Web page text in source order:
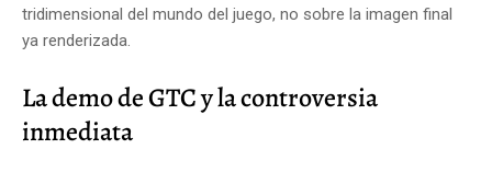
tridimensional del mundo del juego, no sobre la imagen final
ya renderizada.
La demo de GTC y la controversia
inmediata